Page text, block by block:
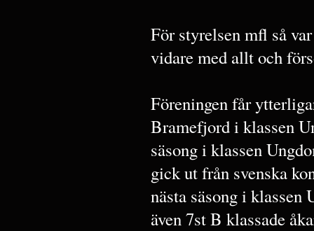
För styrelsen mfl så
vidare med allt och
Föreningen får
Bramefjord i klassen
säsong i klassen
gick ut från svenska
nästa säsong i
även 7st B klassade